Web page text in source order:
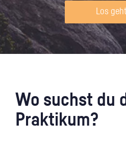
Los
Wo suchst du
Praktikum?